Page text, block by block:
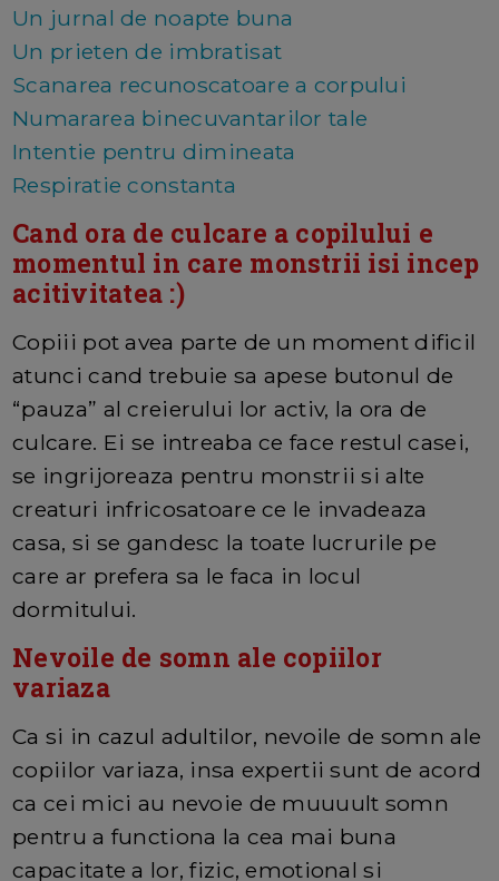
Un jurnal de noapte buna
Un prieten de imbratisat
Scanarea recunoscatoare a corpului
Numararea binecuvantarilor tale
Intentie pentru dimineata
Respiratie constanta
Cand ora de culcare a copilului e
momentul in care monstrii isi incep
acitivitatea :)
Copiii pot avea parte de un moment dificil
atunci cand trebuie sa apese butonul de
“pauza” al creierului lor activ, la ora de
culcare. Ei se intreaba ce face restul casei,
se ingrijoreaza pentru monstrii si alte
creaturi infricosatoare ce le invadeaza
casa, si se gandesc la toate lucrurile pe
care ar prefera sa le faca in locul
dormitului.
Nevoile de somn ale copiilor
variaza
Ca si in cazul adultilor, nevoile de somn ale
copiilor variaza, insa expertii sunt de acord
ca cei mici au nevoie de muuuult somn
pentru a functiona la cea mai buna
capacitate a lor, fizic, emotional si